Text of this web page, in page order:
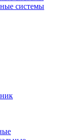
системы